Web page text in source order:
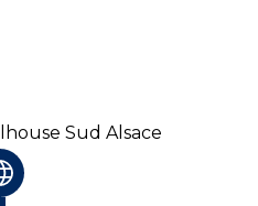
Sud Alsace
web